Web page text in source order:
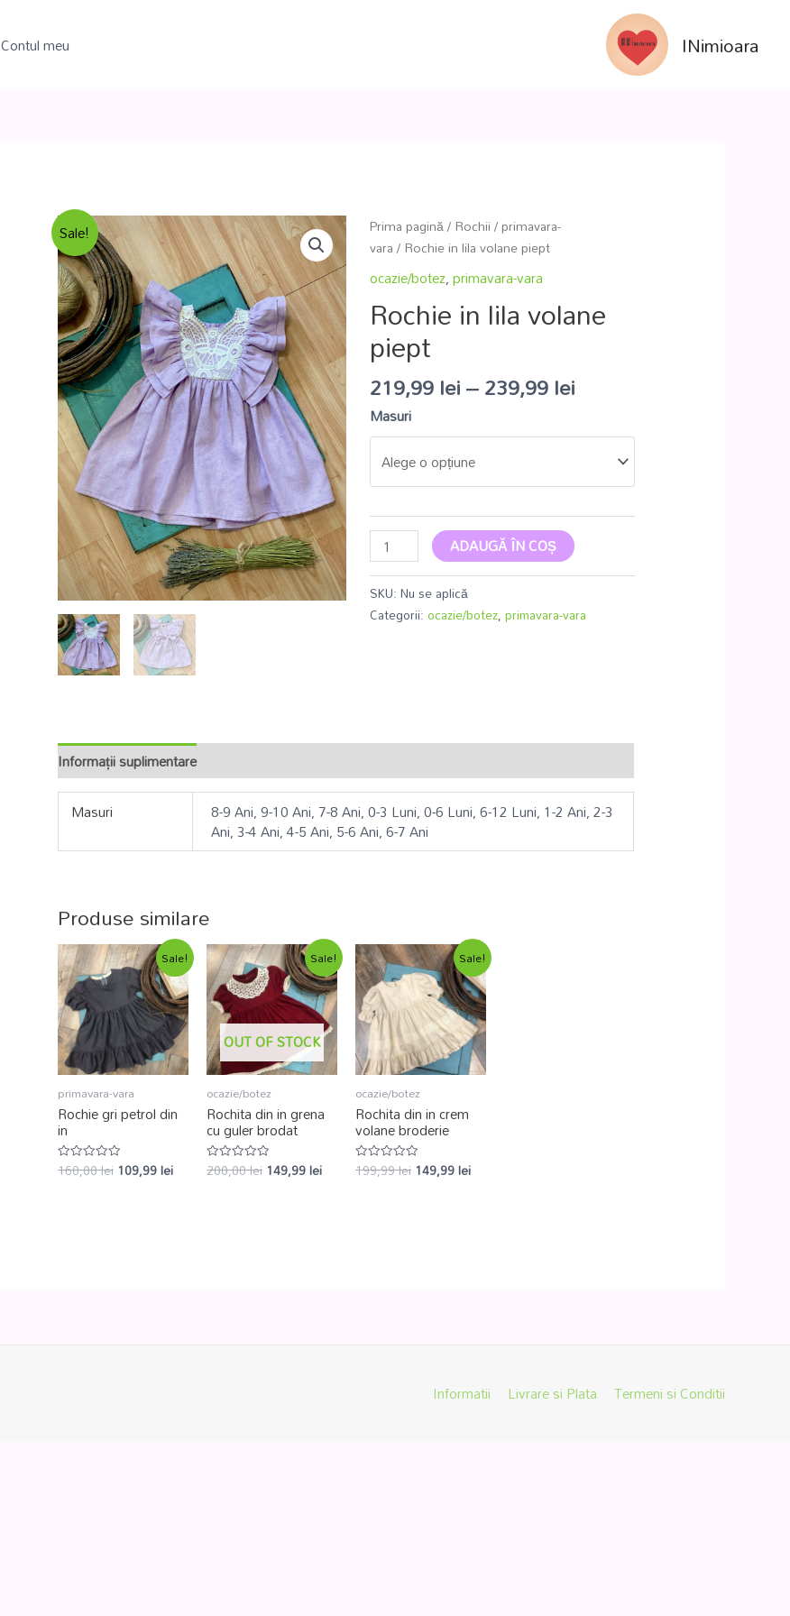
INimioara
Contul meu
Sale! Prima pagină/Rochii/primavara-
vara/ Rochie in lila volane piept
ocazie/botez,primavara-vara
Rochie in lila volane
piept
219,99lei–239,99lei
Masuri
ADAUGĂ ÎN COȘ
SKU:Nu se aplică
Categorii:ocazie/botez,primavara-vara
Informații suplimentare
Masuri
8-9 Ani, 9-10 Ani, 7-8 Ani, 0-3 Luni, 0-6 Luni, 6-12 Luni, 1-2 Ani, 2-3
Ani, 3-4 Ani, 4-5 Ani, 5-6 Ani, 6-7 Ani
Produse similare
Sale!
primavara-vara
Rochie gri petrol din
in
Evaluat
la
160,00lei109,99lei
Sale!
OUT OF STOCK
ocazie/botez
Rochita din in grena
cu guler brodat
Evaluat
la
200,00lei149,99lei
Sale!
ocazie/botez
Rochita din in crem
volane broderie
Evaluat
la
199,99lei149,99lei
Informatii Livrare si Plata Termeni si Conditii